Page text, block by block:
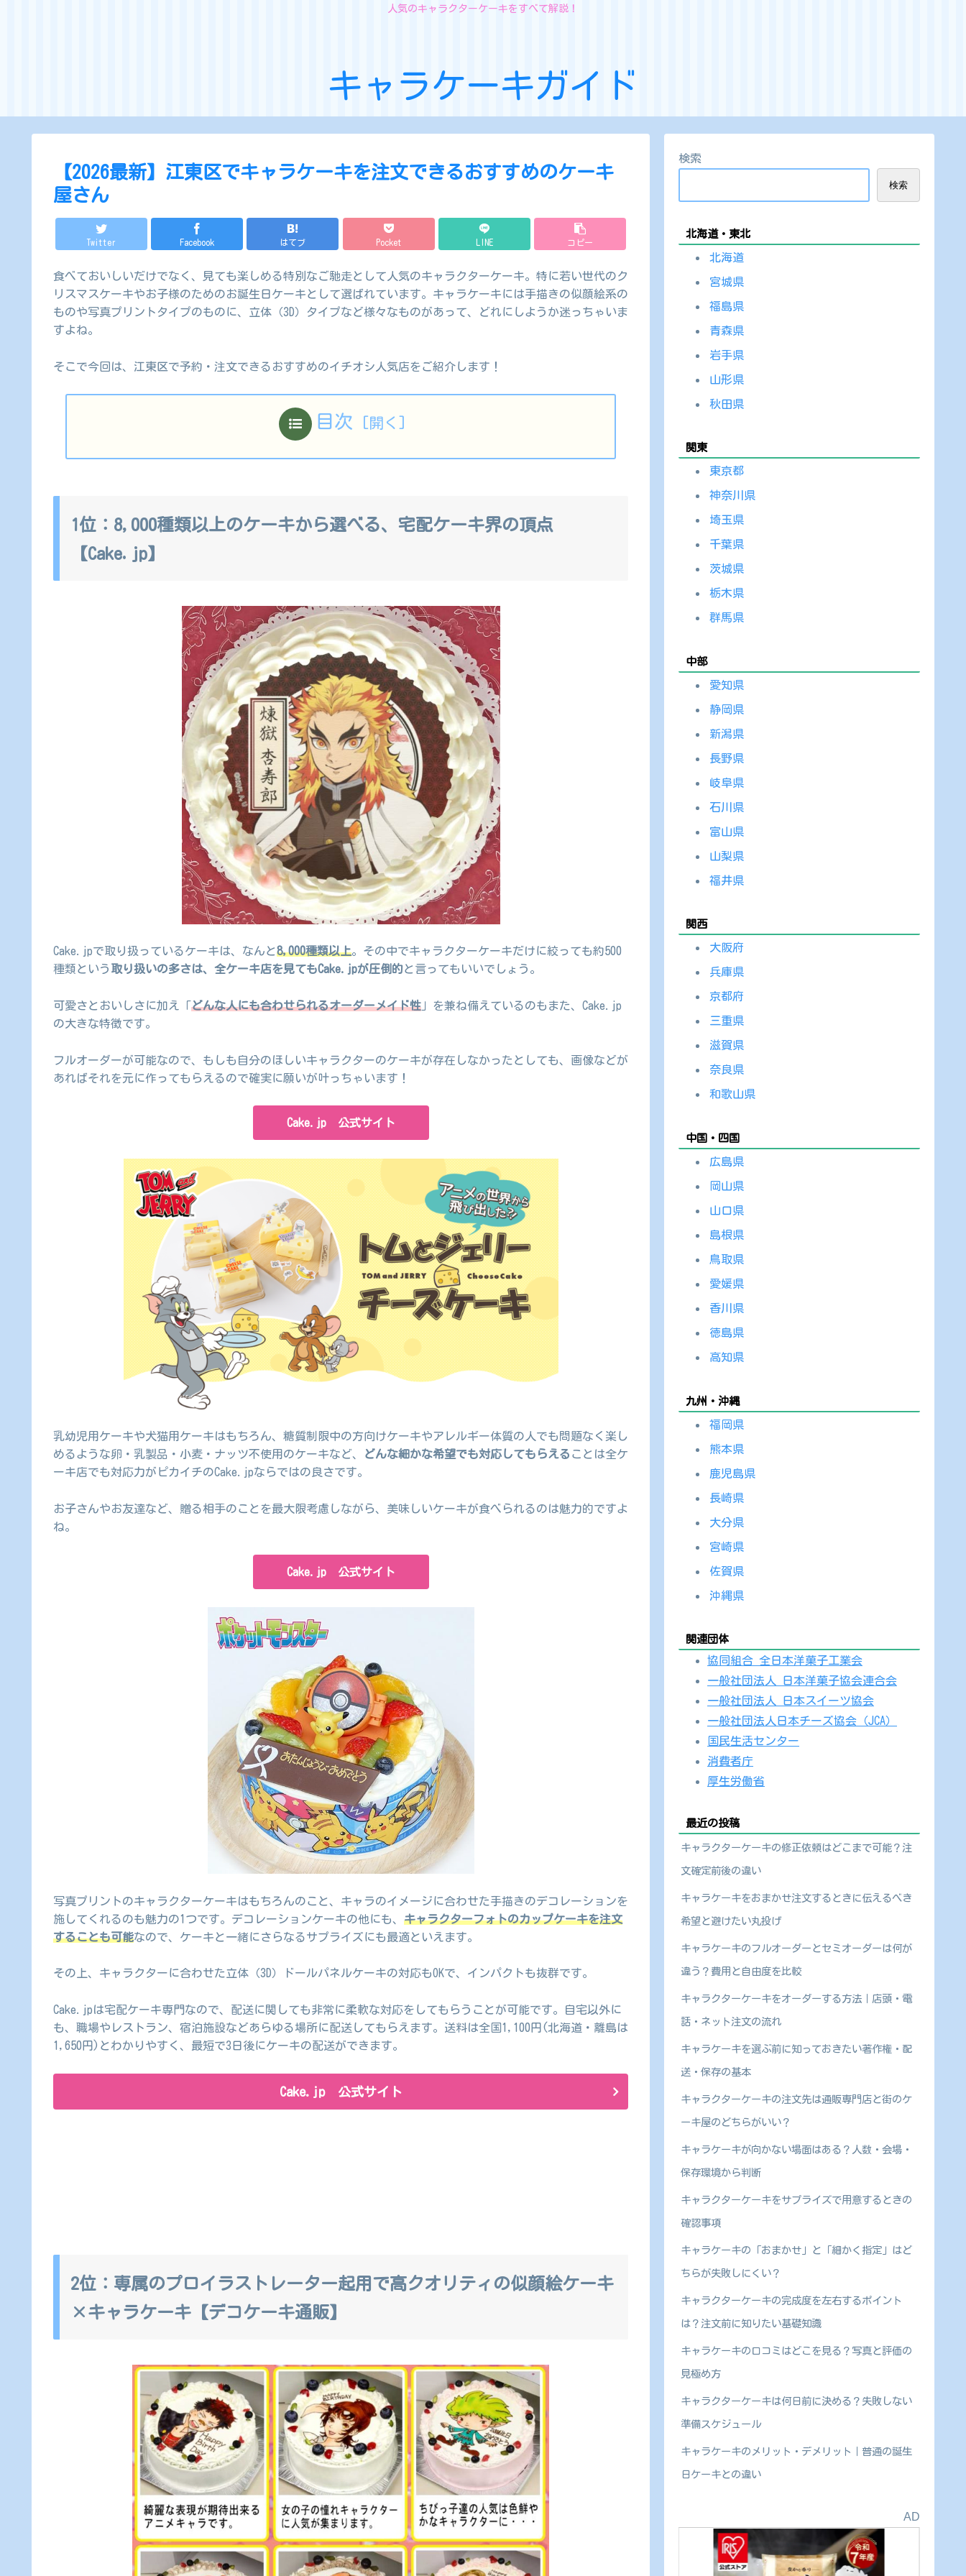
人気のキャラクターケーキをすべて解説！
キャラケーキガイド
【2026最新】江東区でキャラケーキを注文できるおすすめのケーキ
屋さん
Twitter Facebook はてブ Pocket LINE コピー
食べておいしいだけでなく、見ても楽しめる特別なご馳走として人気のキャラクターケーキ。特に若い世代のク
リスマスケーキやお子様のためのお誕生日ケーキとして選ばれています。キャラケーキには手描きの似顔絵系の
ものや写真プリントタイプのものに、立体（3D）タイプなど様々なものがあって、どれにしようか迷っちゃいま
すよね。
そこで今回は、江東区で予約・注文できるおすすめのイチオシ人気店をご紹介します！
目次
1位：8,000種類以上のケーキから選べる、宅配ケーキ界の頂点
【Cake.jp】
Cake.jpで取り扱っているケーキは、なんと8,000種類以上。その中でキャラクターケーキだけに絞っても約500
種類という 取り扱いの多さは、全ケーキ店を見てもCake.jpが圧倒的と言ってもいいでしょう。
可愛さとおいしさに加え「 どんな人にも合わせられるオーダーメイド性 」を兼ね備えているのもまた、Cake.jp
の大きな特徴です。
フルオーダーが可能なので、もしも自分のほしいキャラクターのケーキが存在しなかったとしても、画像などが
あればそれを元に作ってもらえるので確実に願いが叶っちゃいます！
Cake.jp 公式サイト
乳幼児用ケーキや犬猫用ケーキはもちろん、糖質制限中の方向けケーキやアレルギー体質の人でも問題なく楽し
めるような卵・乳製品・小麦・ナッツ不使用のケーキなど、
どんな細かな希望でも対応してもらえる ことは全ケ
ーキ店でも対応力がピカイチのCake.jpならではの良さです。
お子さんやお友達など、贈る相手のことを最大限考慮しながら、美味しいケーキが食べられるのは魅力的ですよ
ね。
Cake.jp 公式サイト
写真プリントのキャラクターケーキはもちろんのこと、キャラのイメージに合わせた手描きのデコレーションを
施してくれるのも魅力の1つです。デコレーションケーキの他にも、 キャラクターフォトのカップケーキを注文
することも可能なので、ケーキと一緒にさらなるサプライズにも最適といえます。
その上、キャラクターに合わせた立体（3D）ドールパネルケーキの対応もOKで、インパクトも抜群です。
Cake.jpは宅配ケーキ専門なので、配送に関しても非常に柔軟な対応をしてもらうことが可能です。自宅以外に
も、職場やレストラン、宿泊施設などあらゆる場所に配送してもらえます。送料は全国1,100円(北海道・離島は
1,650円)とわかりやすく、最短で3日後にケーキの配送ができます。
Cake.jp 公式サイト
2位：専属のプロイラストレーター起用で高クオリティの似顔絵ケーキ
×キャラケーキ【デコケーキ通販】
検索
検索
北海道・東北
北海道
宮城県
福島県
青森県
岩手県
山形県
秋田県
関東
東京都
神奈川県
埼玉県
千葉県
茨城県
栃木県
群馬県
中部
愛知県
静岡県
新潟県
長野県
岐阜県
石川県
富山県
山梨県
福井県
関西
大阪府
兵庫県
京都府
三重県
滋賀県
奈良県
和歌山県
中国・四国
広島県
岡山県
山口県
島根県
鳥取県
愛媛県
香川県
徳島県
高知県
九州・沖縄
福岡県
熊本県
鹿児島県
長崎県
大分県
宮崎県
佐賀県
沖縄県
関連団体
協同組合 全日本洋菓子工業会
一般社団法人 日本洋菓子協会連合会
一般社団法人 日本スイーツ協会
一般社団法人日本チーズ協会（JCA）
国民生活センター
消費者庁
厚生労働省
最近の投稿
キャラクターケーキの修正依頼はどこまで可能？注
文確定前後の違い
キャラケーキをおまかせ注文するときに伝えるべき
希望と避けたい丸投げ
キャラケーキのフルオーダーとセミオーダーは何が
違う？費用と自由度を比較
キャラクターケーキをオーダーする方法｜店頭・電
話・ネット注文の流れ
キャラケーキを選ぶ前に知っておきたい著作権・配
送・保存の基本
キャラクターケーキの注文先は通販専門店と街のケ
ーキ屋のどちらがいい？
キャラケーキが向かない場面はある？人数・会場・
保存環境から判断
キャラクターケーキをサプライズで用意するときの
確認事項
キャラケーキの「おまかせ」と「細かく指定」はど
ちらが失敗しにくい？
キャラクターケーキの完成度を左右するポイント
は？注文前に知りたい基礎知識
キャラケーキの口コミはどこを見る？写真と評価の
見極め方
キャラクターケーキは何日前に決める？失敗しない
準備スケジュール
キャラケーキのメリット・デメリット｜普通の誕生
日ケーキとの違い
AD